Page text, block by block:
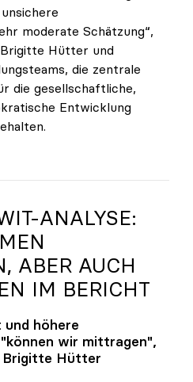
moderate Schätzung“,
Hütter und
die zentrale
die gesellschaftliche,
Entwicklung
Universitäten sind
ANALYSE:
ABER AUCH
IM BERICHT
höhere
wir mittragen",
Brigitte Hütter